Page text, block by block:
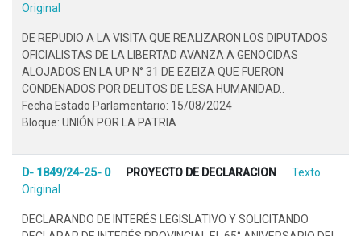
Original
DE REPUDIO A LA VISITA QUE REALIZARON LOS DIPUTADOS
OFICIALISTAS DE LA LIBERTAD AVANZA A GENOCIDAS
ALOJADOS EN LA UP N° 31 DE EZEIZA QUE FUERON
CONDENADOS POR DELITOS DE LESA HUMANIDAD..
Fecha Estado Parlamentario: 15/08/2024
Bloque: UNIÓN POR LA PATRIA
D- 1849/24-25- 0 PROYECTO DE DECLARACION
Texto
Original
DECLARANDO DE INTERÉS LEGISLATIVO Y SOLICITANDO